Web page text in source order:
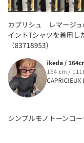
カプリシュ レマージュ
イントTシャツを着用
（83718953）
ikeda /
164 cm /
CAPRICIEUX
シンプルモノトーンコー